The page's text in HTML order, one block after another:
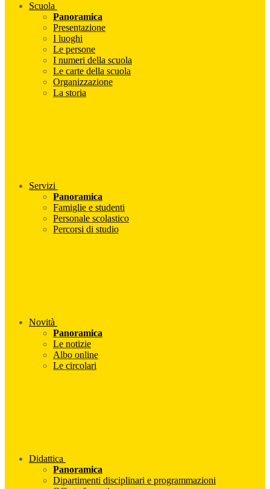
Scuola
Panoramica
Presentazione
I luoghi
Le persone
I numeri della scuola
Le carte della scuola
Organizzazione
La storia
Servizi
Panoramica
Famiglie e studenti
Personale scolastico
Percorsi di studio
Novità
Panoramica
Le notizie
Albo online
Le circolari
Didattica
Panoramica
Dipartimenti disciplinari e programmazioni